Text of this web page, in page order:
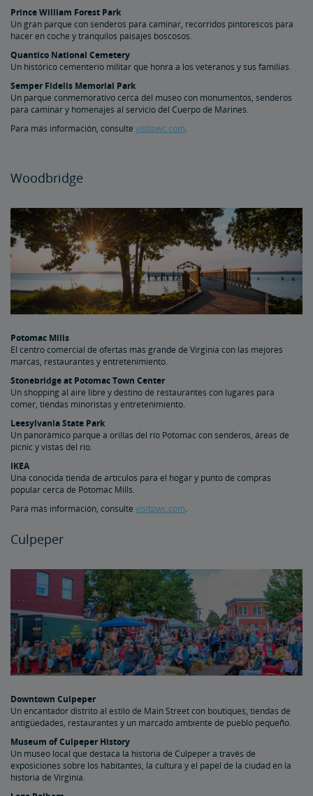
Prince William Forest Park
Un gran parque con senderos para caminar, recorridos pintorescos para
hacer en coche y tranquilos paisajes boscosos.
Quantico National Cemetery
Un histórico cementerio militar que honra a los veteranos y sus familias.
Semper Fidelis Memorial Park
Un parque conmemorativo cerca del museo con monumentos, senderos
para caminar y homenajes al servicio del Cuerpo de Marines.
Para más información, consulte visitpwc.com.
Woodbridge
Potomac Mills
El centro comercial de ofertas más grande de Virginia con las mejores
marcas, restaurantes y entretenimiento.
Stonebridge at Potomac Town Center
Un shopping al aire libre y destino de restaurantes con lugares para
comer, tiendas minoristas y entretenimiento.
Leesylvania State Park
Un panorámico parque a orillas del río Potomac con senderos, áreas de
picnic y vistas del río.
IKEA
Una conocida tienda de artículos para el hogar y punto de compras
popular cerca de Potomac Mills.
Para más información, consulte visitpwc.com.
Culpeper
Downtown Culpeper
Un encantador distrito al estilo de Main Street con boutiques, tiendas de
antigüedades, restaurantes y un marcado ambiente de pueblo pequeño.
Museum of Culpeper History
Un museo local que destaca la historia de Culpeper a través de
exposiciones sobre los habitantes, la cultura y el papel de la ciudad en la
historia de Virginia.